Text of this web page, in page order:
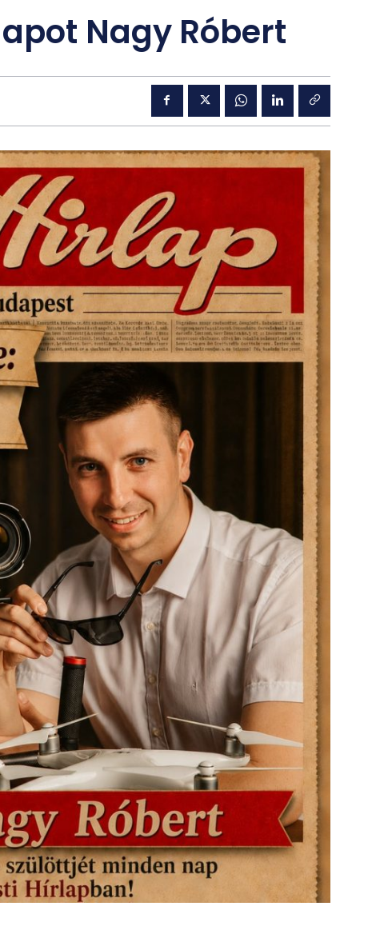
Nagy Róbert